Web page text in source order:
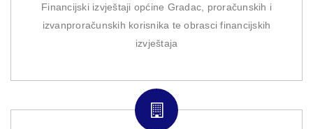
Financijski izvještaji općine Gradac, proračunskih i
izvanproračunskih korisnika te obrasci financijskih
izvještaja